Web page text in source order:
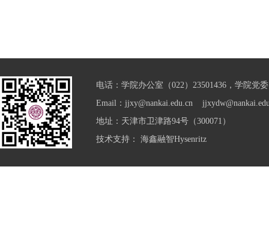
电话：学院办公室（022）23501436，学院党
Email：jjxy@nankai.edu.cn
地址：天津市卫津路94号（300071）
技术支持： 海鑫融智Hysenritz